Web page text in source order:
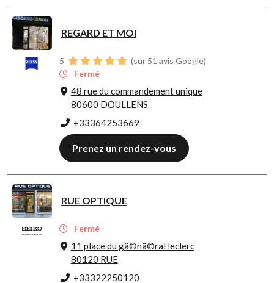
REGARD ET MOI
5
(sur 51 avis Google)
Fermé
48 rue du commandement unique
80600 DOULLENS
+33364253669
Prenez un rendez-vous
RUE OPTIQUE
Fermé
11 place du gã©nã©ral leclerc
80120 RUE
+33322250120